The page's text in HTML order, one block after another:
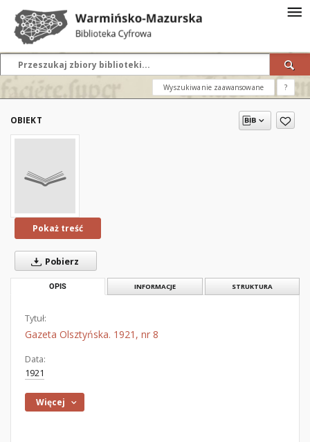
Wyszukiwanie zaawansowane ?
OBIEKT
Pokaż treść
Pobierz
OPIS INFORMACJE STRUKTURA
Tytuł:
Gazeta Olsztyńska. 1921, nr 8
Data:
1921
Więcej